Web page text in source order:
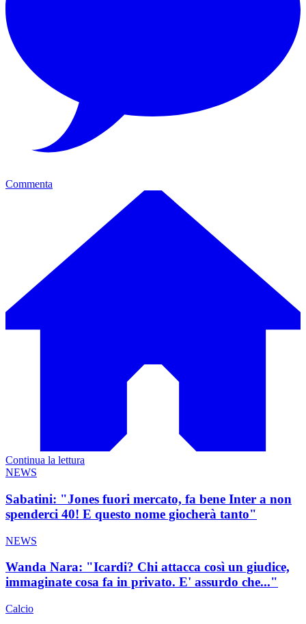
Commenta
Continua la lettura
NEWS
Sabatini: "Jones fuori mercato, fa bene Inter a non
spenderci 40! E questo nome giocherà tanto"
NEWS
Wanda Nara: "Icardi? Chi attacca così un giudice,
immaginate cosa fa in privato. E' assurdo che..."
Calcio